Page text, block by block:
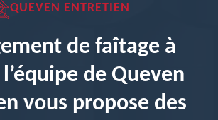
QUEVEN ENTRETIEN
de faîtage à
de Queven
vous propose des